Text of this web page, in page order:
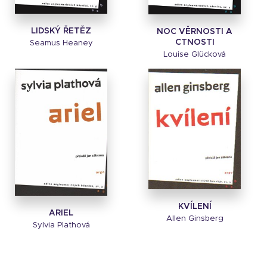
LIDSKÝ ŘETĚZ
Seamus Heaney
NOC VĚRNOSTI A
CTNOSTI
Louise Glücková
ARIEL
Sylvia Plathová
KVÍLENÍ
Allen Ginsberg